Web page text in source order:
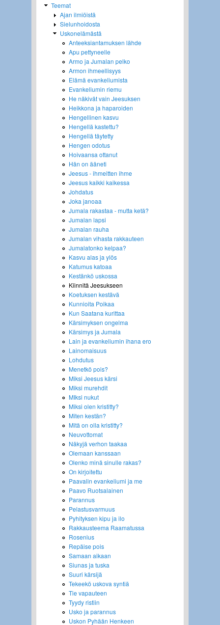
Teemat
Ajan ilmiöistä
Sielunhoidosta
Uskonelämästä
Anteeksiantamuksen lähde
Apu pettyneelle
Armo ja Jumalan pelko
Armon ihmeellisyys
Elämä evankeliumista
Evankeliumin riemu
He näkivät vain Jeesuksen
Heikkona ja haparoiden
Hengellinen kasvu
Hengellä kastettu?
Hengellä täytetty
Hengen odotus
Hoivaansa ottanut
Hän on ääneti
Jeesus - ihmeitten ihme
Jeesus kaikki kaikessa
Johdatus
Joka janoaa
Jumala rakastaa - mutta ketä?
Jumalan lapsi
Jumalan rauha
Jumalan vihasta rakkauteen
Jumalatonko kelpaa?
Kasvu alas ja ylös
Katumus katoaa
Kestänkö uskossa
Kiinnitä Jeesukseen
Koetuksen kestävä
Kunnioita Poikaa
Kun Saatana kurittaa
Kärsimyksen ongelma
Kärsimys ja Jumala
Lain ja evankeliumin ihana ero
Lainomaisuus
Lohdutus
Menetkö pois?
Miksi Jeesus kärsi
Miksi murehdit
MIksi nukut
Miksi olen kristitty?
Miten kestän?
Mitä on olla kristitty?
Neuvottomat
Näkyjä verhon taakaa
Olemaan kanssaan
Olenko minä sinulle rakas?
On kirjoitettu
Paavalin evankeliumi ja me
Paavo Ruotsalainen
Parannus
Pelastusvarmuus
Pyhityksen kipu ja ilo
Rakkausteema Raamatussa
Rosenius
Repäise pois
Samaan aikaan
Siunas ja tuska
Suuri kärsijä
Tekeekö uskova syntiä
Tie vapauteen
Tyydy ristiin
Usko ja parannus
Uskon Pyhään Henkeen